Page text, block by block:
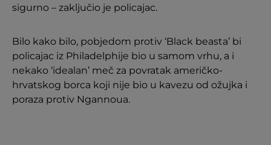
sigurno – zaključio je policajac.
Bilo kako bilo, pobjedom protiv ‘Black beasta’ bi
policajac iz Philadelphije bio u samom vrhu, a i
nekako ‘idealan’ meč za povratak američko-
hrvatskog borca koji nije bio u kavezu od ožujka i
poraza protiv Ngannoua.